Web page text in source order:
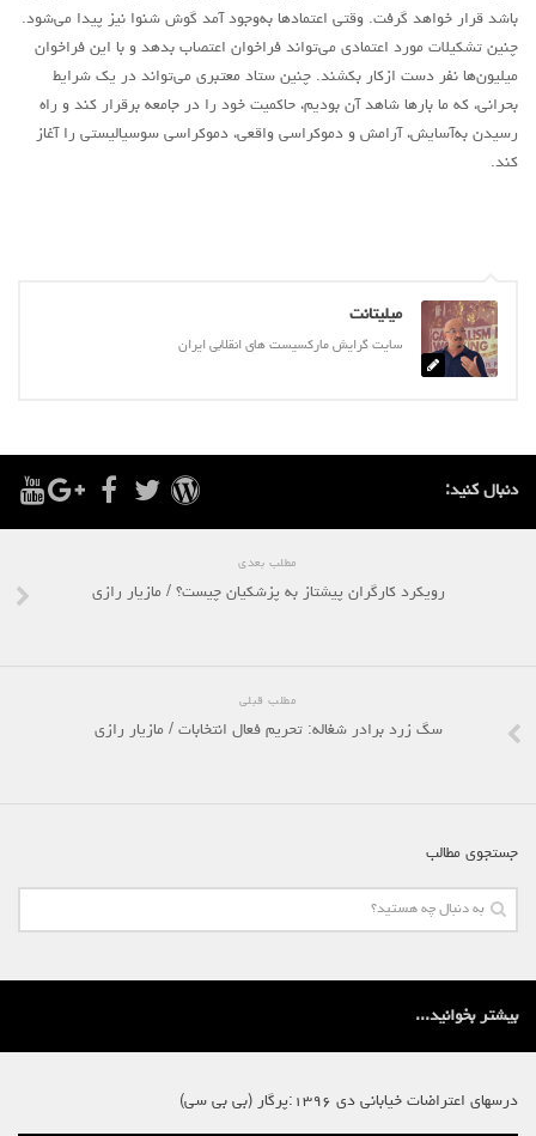
باشد قرار خواهد گرفت. وقتی اعتمادها به‌وجود آمد گوش شنوا نیز پیدا می‌شود.
چنین تشکیلات مورد اعتمادی می‌تواند فراخوان اعتصاب بدهد و با این فراخوان
میلیون‌ها نفر دست ازکار بکشند. چنین ستاد معتبری می‌تواند در یک شرایط
بحرانی، که ما بارها شاهد آن بودیم، حاکمیت خود را در جامعه برقرار کند و راه
رسیدن به‌آسایش، آرامش و دموکراسی واقعی، دموکراسی سوسیالیستی را آغاز
کند.
میلیتانت
سایت گرایش مارکسیست های انقلابی ایران
دنبال کنید:
مطلب بعدی
رویکرد کارگران پیشتاز به پزشکیان چیست؟ / مازیار رازی
مطلب قبلی
سگ زرد برادر شغاله: تحریم فعال انتخابات / مازیار رازی
جستجوی مطالب
بیشتر بخوانید...
درسهای اعتراضات خیابانی دی ۱۳۹۶:پرگار (بی بی سی)